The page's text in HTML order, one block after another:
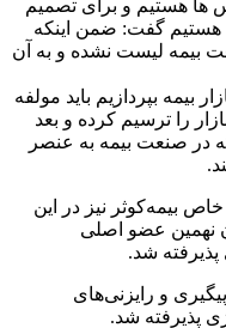
ها هستیم و برای تصمیم
هستیم گفت: ضمن اینکه
بیمه لیست نشده و به آن
بیمه بپردازیم باید مولفه
را ترسیم کرده و بعد
در صنعت بیمه به عنصر
بیمه‌کوثر نیز در این
نهمین عضو اصلی
شد.
و رایزنی‌های
پذیرفته شد.